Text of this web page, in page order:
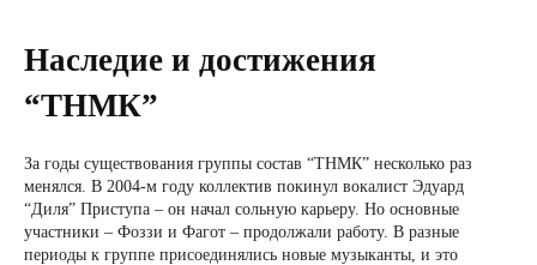
Наследие и достижения
“ТНМК”
За годы существования группы состав “ТНМК” несколько раз
менялся. В 2004-м году коллектив покинул вокалист Эдуард
“Диля” Приступа – он начал сольную карьеру. Но основные
участники – Фоззи и Фагот – продолжали работу. В разные
периоды к группе присоединялись новые музыканты, и это